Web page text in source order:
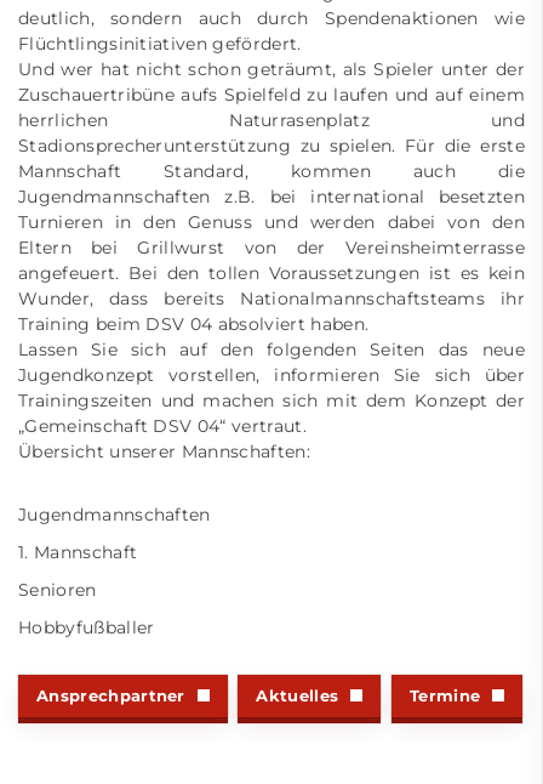
deutlich, sondern auch durch Spendenaktionen wie
Flüchtlingsinitiativen gefördert.
Und wer hat nicht schon geträumt, als Spieler unter der
Zuschauertribüne aufs Spielfeld zu laufen und auf einem
herrlichen Naturrasenplatz und
Stadionsprecherunterstützung zu spielen. Für die erste
Mannschaft Standard, kommen auch die
Jugendmannschaften z.B. bei international besetzten
Turnieren in den Genuss und werden dabei von den
Eltern bei Grillwurst von der Vereinsheimterrasse
angefeuert. Bei den tollen Voraussetzungen ist es kein
Wunder, dass bereits Nationalmannschaftsteams ihr
Training beim DSV 04 absolviert haben.
Lassen Sie sich auf den folgenden Seiten das neue
Jugendkonzept vorstellen, informieren Sie sich über
Trainingszeiten und machen sich mit dem Konzept der
„Gemeinschaft DSV 04“ vertraut.
Übersicht unserer Mannschaften:
Jugendmannschaften
1. Mannschaft
Senioren
Hobbyfußballer
Ansprechpartner Aktuelles Termine